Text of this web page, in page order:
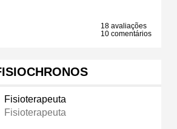
18 avaliações
10 comentários
Fisioterapeuta
Fisioterapeuta